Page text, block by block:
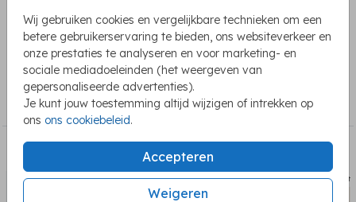
Wij gebruiken cookies en vergelijkbare technieken om een
betere gebruikerservaring te bieden, ons websiteverkeer en
onze prestaties te analyseren en voor marketing- en
sociale mediadoeleinden (het weergeven van
gepersonaliseerde advertenties).
Je kunt jouw toestemming altijd wijzigen of intrekken op
ons ons cookiebeleid.
Accepteren
Weigeren
hartje. Je kunt deze sluitsticker voor een geboortekaartje
zelf bewerken en aanpassen.
COLLECTIE
Sluitstickers geboorte
Sluitsticker